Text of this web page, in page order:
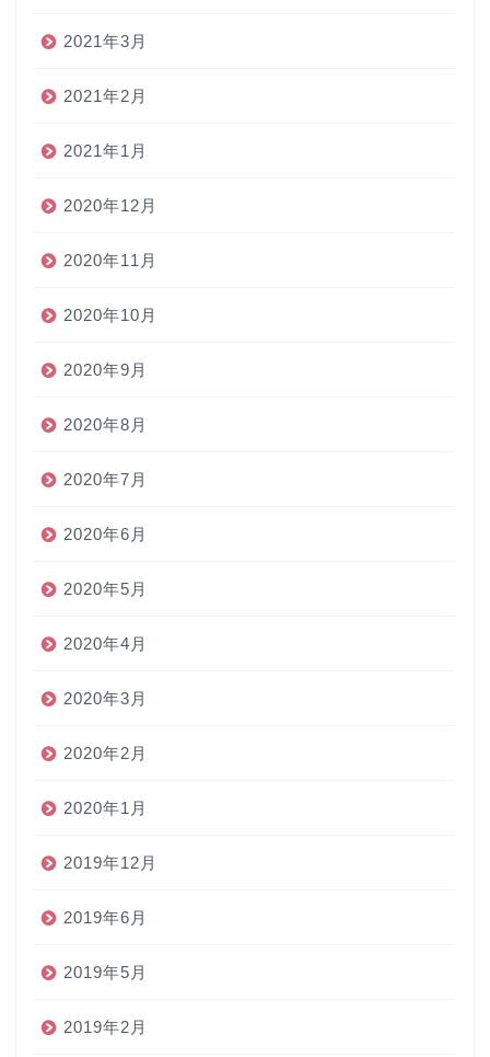
2021年3月
2021年2月
2021年1月
2020年12月
2020年11月
2020年10月
2020年9月
2020年8月
2020年7月
2020年6月
2020年5月
2020年4月
2020年3月
2020年2月
2020年1月
2019年12月
2019年6月
2019年5月
2019年2月